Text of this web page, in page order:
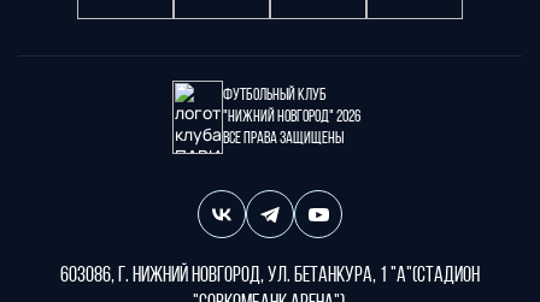
Футбольный клуб
"Нижний Новгород" 2026
Все права защищены
603086, г. Нижний Новгород, ул. Бетанкура, 1 "А"(стадион